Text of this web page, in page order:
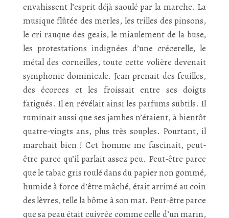
envahissent l’esprit déjà saoulé par la marche. La
musique flûtée des merles, les trilles des pinsons,
le cri rauque des geais, le miaulement de la buse,
les protestations indignées d’une crécerelle, le
métal des corneilles, toute cette volière devenait
symphonie dominicale. Jean prenait des feuilles,
des écorces et les froissait entre ses doigts
fatigués. Il en révélait ainsi les parfums subtils. Il
ruminait aussi que ses jambes n’étaient, à bientôt
quatre-vingts ans, plus très souples. Pourtant, il
marchait bien ! Cet homme me fascinait, peut-
être parce qu’il parlait assez peu. Peut-être parce
que le tabac gris roulé dans du papier non gommé,
humide à force d’être mâché, était arrimé au coin
des lèvres, telle la bôme à son mat. Peut-être parce
que sa peau était cuivrée comme celle d’un marin,